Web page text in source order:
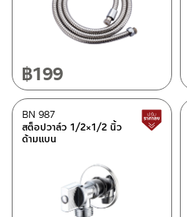
หมวดสินค้า
BEN-fittings(50)
Rasland-Accessories(32)
Rasland-AQ2
Rasland-AQ3
Rasland-Fittings
Rasland-Ware
Schell-fittings
฿199
สต็อปวาล์ว 1/2×1/2 นิ้ว
ด้ามแบน
BN 987